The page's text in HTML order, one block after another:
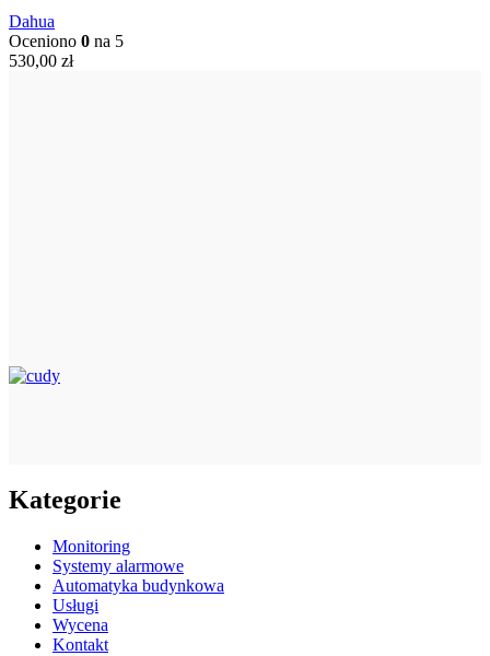
Dahua
Oceniono 0 na 5
530,00 zł
Kategorie
Monitoring
Systemy alarmowe
Automatyka budynkowa
Usługi
Wycena
Kontakt